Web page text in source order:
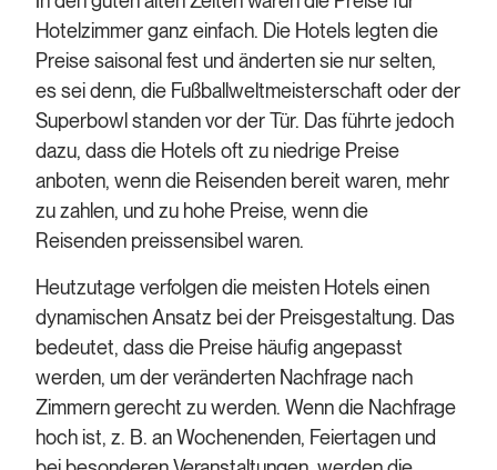
Hotelzimmer ganz einfach. Die Hotels legten die
Preise saisonal fest und änderten sie nur selten,
es sei denn, die Fußballweltmeisterschaft oder der
Superbowl standen vor der Tür. Das führte jedoch
dazu, dass die Hotels oft zu niedrige Preise
anboten, wenn die Reisenden bereit waren, mehr
zu zahlen, und zu hohe Preise, wenn die
Reisenden preissensibel waren.
Heutzutage verfolgen die meisten Hotels einen
dynamischen Ansatz bei der Preisgestaltung. Das
bedeutet, dass die Preise häufig angepasst
werden, um der veränderten Nachfrage nach
Zimmern gerecht zu werden. Wenn die Nachfrage
hoch ist, z. B. an Wochenenden, Feiertagen und